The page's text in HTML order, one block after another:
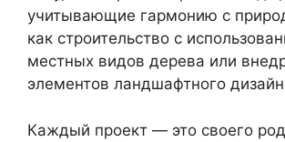
учитывающие гармонию с
как строительство с
местных видов дерева или
элементов ландшафтного
Каждый проект — это своего